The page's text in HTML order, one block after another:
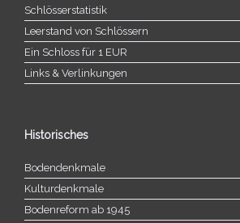
Schlösserstatistik
Leerstand von Schlössern
Ein Schloss für 1 EUR
Links & Verlinkungen
Historisches
Bodendenkmale
Kulturdenkmale
Bodenreform ab 1945